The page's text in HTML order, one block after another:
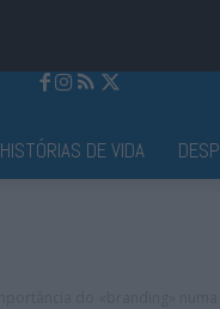
HISTÓRIAS DE VIDA